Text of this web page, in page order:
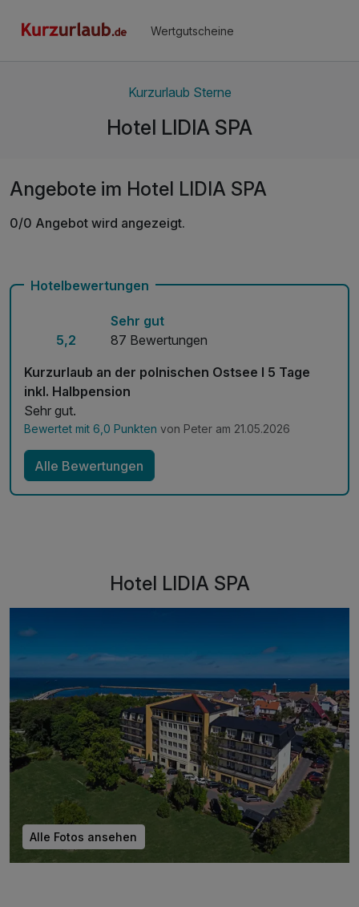
Wertgutscheine
Kurzurlaub Sterne
Hotel LIDIA SPA
Angebote im Hotel LIDIA SPA
0/0 Angebot wird angezeigt.
Hotelbewertungen
5,2
Sehr gut
87 Bewertungen
Kurzurlaub an der polnischen Ostsee l 5 Tage
inkl. Halbpension
Sehr gut.
Bewertet mit 6,0 Punkten von Peter am 21.05.2026
Alle Bewertungen
Hotel LIDIA SPA
Alle Fotos ansehen